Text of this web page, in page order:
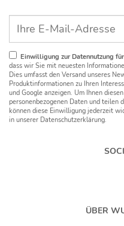
Einwilligung zur Datennutzung
dass wir Sie mit neuesten
Dies umfasst den Versand unseres
Produktinformationen zu Ihren
und Google anzeigen. Um Ihnen
personenbezogenen Daten und
können diese Einwilligung jederzeit
in unserer Datenschutzerklärung.
ÜBER